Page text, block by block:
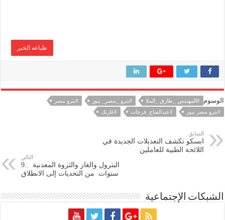
طباعه الخبر
الوسوم #المهندس _طارق _الملا #بترو _مصر_ نيوز
#بترو مصر
#بترو مصر نيوز
#عبدالفتاح_فرحات #غازتك
السابق
ابسكو تكشف التعديلات الجديدة في
اللائحة الطبية للعاملين
التالي
البترول والغاز والثروة المعدنية ..9
سنوات من التحديات إلى الانطلاق
الشبكات الإجتماعية